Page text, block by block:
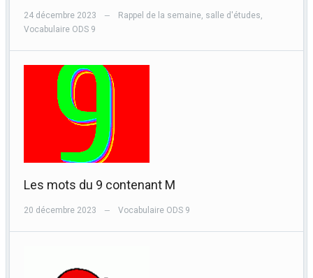
24 décembre 2023 — Rappel de la semaine, salle d'études,
Vocabulaire ODS 9
Les mots du 9 contenant M
20 décembre 2023 — Vocabulaire ODS 9